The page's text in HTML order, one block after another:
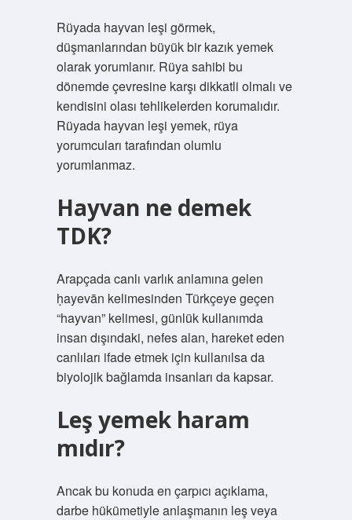
Rüyada hayvan leşi görmek,
düşmanlarından büyük bir kazık yemek
olarak yorumlanır. Rüya sahibi bu
dönemde çevresine karşı dikkatli olmalı ve
kendisini olası tehlikelerden korumalıdır.
Rüyada hayvan leşi yemek, rüya
yorumcuları tarafından olumlu
yorumlanmaz.
Hayvan ne demek
TDK?
Arapçada canlı varlık anlamına gelen
ḥayevān kelimesinden Türkçeye geçen
“hayvan” kelimesi, günlük kullanımda
insan dışındaki, nefes alan, hareket eden
canlıları ifade etmek için kullanılsa da
biyolojik bağlamda insanları da kapsar.
Leş yemek haram
mıdır?
Ancak bu konuda en çarpıcı açıklama,
darbe hükümetiyle anlaşmanın leş veya